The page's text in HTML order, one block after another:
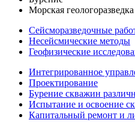
Морская геологоразведка
Сейсморазведочные
Несейсмические методы
Геофизические
Интегрированное
Проектирование
Бурение скважин
Испытание и освоение
Капитальный ремонт и